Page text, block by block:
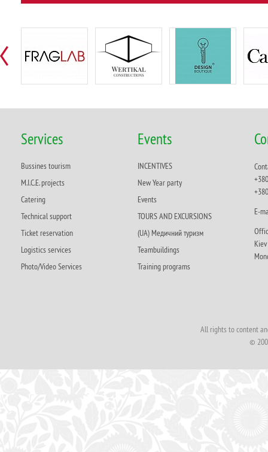
Services
Bussines tourism
M.I.C.E. projects
Catering
Technical support
Ticket reservation
Logistics services
Photo/Video Services
Events
INCENTIVES
New Year party
Events
TOURS AND EXCURSIONS
(UA) Медичний туризм
Teambuildings
Training programs
Е-
Кiev
All rights to content
©